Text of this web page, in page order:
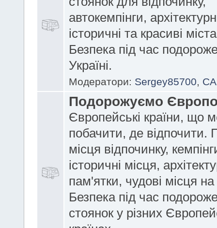
автокемпінги,
історичні та красиві
Безпека під час
Україні.
Модератори: Sergey85700,
Подорожуємо
Європейські країни, що
побачити, де відпочити.
місця відпочинку,
історичні місця,
пам'ятки, чудові місця на
Безпека під час
стоянок у різних